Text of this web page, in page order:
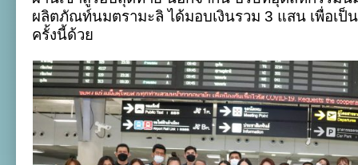
ผลิตภัณท์นมตรามะลิ ได้มอบเงินรวม 3 แสน เพื่อเป็
ครั้งนี้ด้วย